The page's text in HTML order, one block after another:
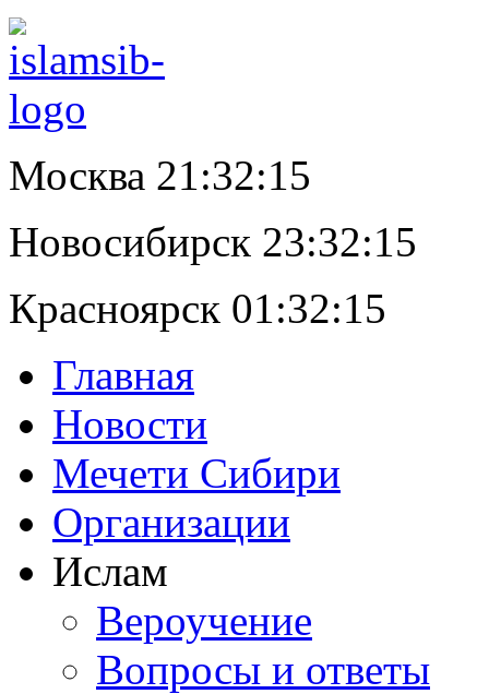
Москва 21:32:15
Новосибирск 23:32:15
Красноярск 01:32:15
Главная
Новости
Мечети Сибири
Организации
Ислам
Вероучение
Вопросы и ответы